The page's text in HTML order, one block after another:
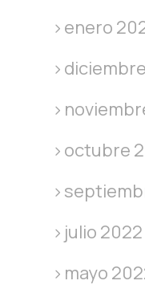
enero
octubre
julio 2022
mayo